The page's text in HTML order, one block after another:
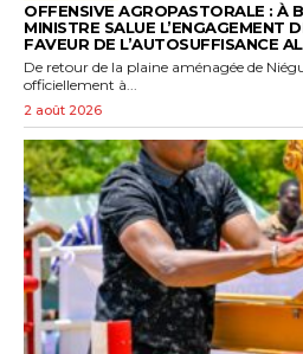
OFFENSIVE AGROPASTORALE : À
MINISTRE SALUE L’ENGAGEMENT
FAVEUR DE L’AUTOSUFFISANCE
De retour de la plaine aménagée de
officiellement à...
2 août 2026